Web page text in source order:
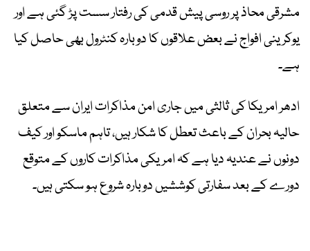
مشرقی محاذ پر روسی پیش قدمی کی رفتار سست پڑ گئی ہے اور
یوکرینی افواج نے بعض علاقوں کا دوبارہ کنٹرول بھی حاصل کیا
ہے۔
ادھر امریکا کی ثالثی میں جاری امن مذاکرات ایران سے متعلق
حالیہ بحران کے باعث تعطل کا شکار ہیں، تاہم ماسکو اور کیف
دونوں نے عندیہ دیا ہے کہ امریکی مذاکرات کاروں کے متوقع
دورے کے بعد سفارتی کوششیں دوبارہ شروع ہو سکتی ہیں۔